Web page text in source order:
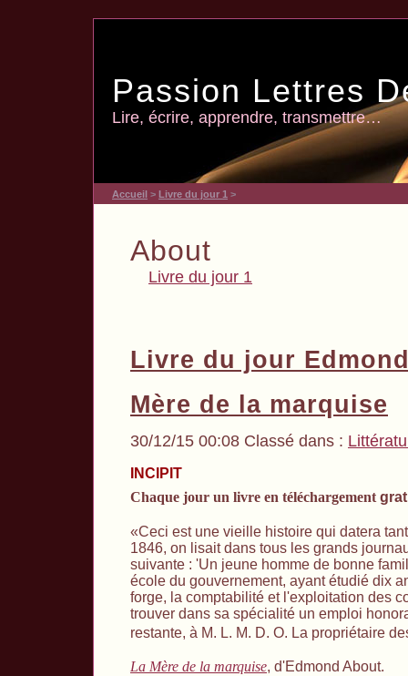
Passion Lettres
Lire, écrire, apprendre, transmettre…
Accueil > Livre du jour 1 >
About
Livre du jour 1
Livre du jour
Mère de la marquise
30/12/15 00:08 Classé dans :
INCIPIT
Chaque jour un livre en téléchargement
«Ceci est une vieille histoire qui datera
1846, on lisait dans tous les grands
suivante : 'Un jeune homme de bonne
école du gouvernement, ayant étudié dix
forge, la comptabilité et l'exploitation des
trouver dans sa spécialité un emploi
restante, à M. L. M. D. O. La propriétaire
La Mère de la marquise, d'Edmond About.